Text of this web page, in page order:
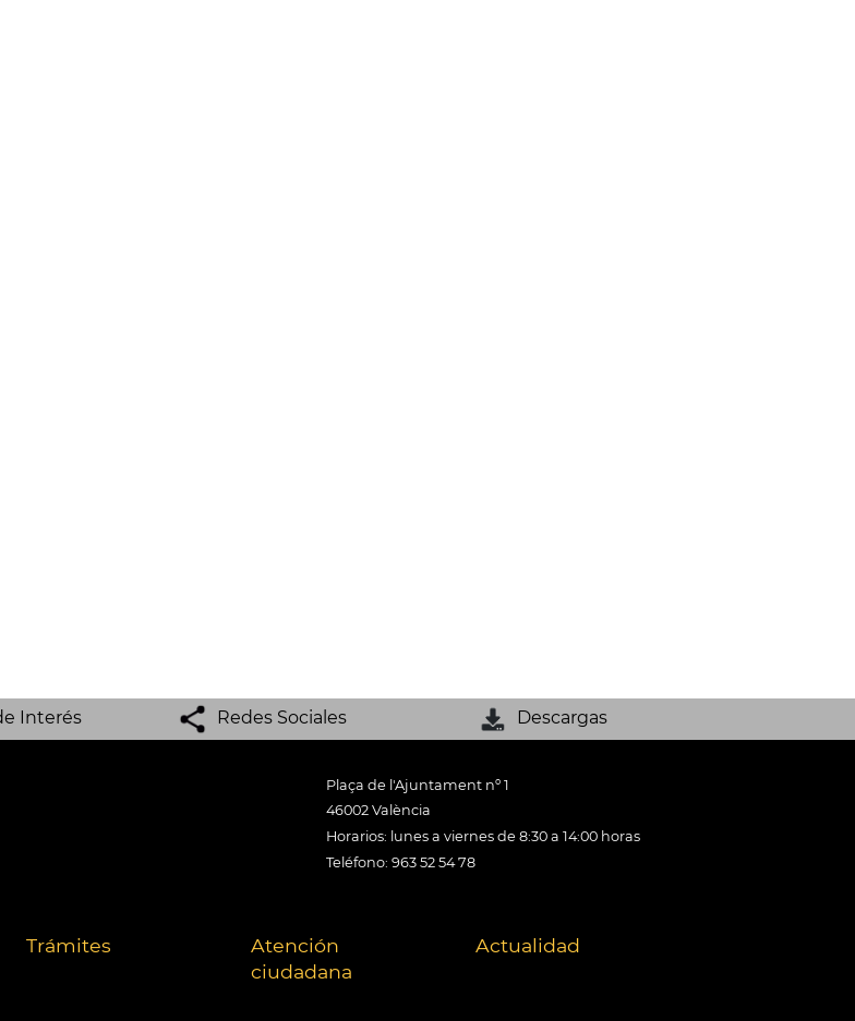
Interés Redes Sociales Descargas
Plaça de l'Ajuntament nº 1
46002 València
Horarios: lunes a viernes de 8:30 a 14:00 horas
Teléfono: 963 52 54 78
Trámites
Atención
ciudadana
Actualidad